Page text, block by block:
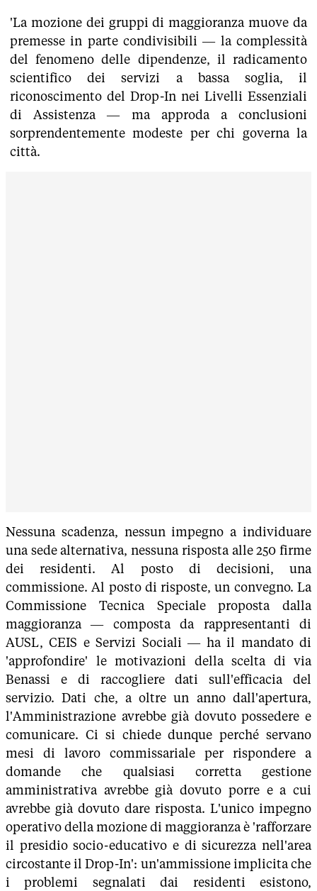
'La mozione dei gruppi di maggioranza muove da
premesse in parte condivisibili — la complessità
del fenomeno delle dipendenze, il radicamento
scientifico dei servizi a bassa soglia, il
riconoscimento del Drop-In nei Livelli Essenziali
di Assistenza — ma approda a conclusioni
sorprendentemente modeste per chi governa la
città.
Nessuna scadenza, nessun impegno a individuare
una sede alternativa, nessuna risposta alle 250 firme
dei residenti. Al posto di decisioni, una
commissione. Al posto di risposte, un convegno. La
Commissione Tecnica Speciale proposta dalla
maggioranza — composta da rappresentanti di
AUSL, CEIS e Servizi Sociali — ha il mandato di
'approfondire' le motivazioni della scelta di via
Benassi e di raccogliere dati sull'efficacia del
servizio. Dati che, a oltre un anno dall'apertura,
l'Amministrazione avrebbe già dovuto possedere e
comunicare. Ci si chiede dunque perché servano
mesi di lavoro commissariale per rispondere a
domande che qualsiasi corretta gestione
amministrativa avrebbe già dovuto porre e a cui
avrebbe già dovuto dare risposta. L'unico impegno
operativo della mozione di maggioranza è 'rafforzare
il presidio socio-educativo e di sicurezza nell'area
circostante il Drop-In': un'ammissione implicita che
i problemi segnalati dai residenti esistono,